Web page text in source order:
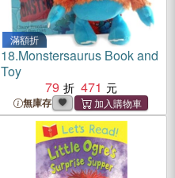
滿額折
18.Monstersaurus Book and
Toy
79
471
無庫存